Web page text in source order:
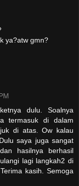
ya?atw gmn?
dulu. Soalnya
termasuk di dalam
di atas. Ow kalau
saya juga sangat
hasilnya berhasil
lagi langkah2 di
kasih. Semoga